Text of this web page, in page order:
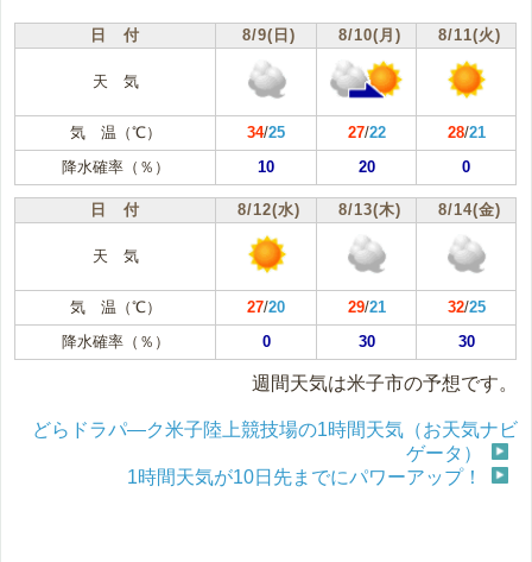
日 付 8/9(日) 8/10(月) 8/11(火)
天 気
気 温（℃） 34/25 27/22 28/21
降水確率（％）
10 20 0
日 付 8/12(水) 8/13(木) 8/14(金)
天 気
気 温（℃） 27/20 29/21 32/25
降水確率（％）
0 30 30
週間天気は米子市の予想です。
どらドラパ―ク米子陸上競技場の1時間天気（お天気ナビ
ゲータ）
1時間天気が10日先までにパワーアップ！